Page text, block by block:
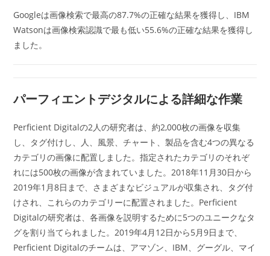
Googleは画像検索で最高の87.7%の正確な結果を獲得し、IBM
Watsonは画像検索認識で最も低い55.6%の正確な結果を獲得し
ました。
パーフィエントデジタルによる詳細な作業
Perficient Digitalの2人の研究者は、約2,000枚の画像を収集
し、タグ付けし、人、風景、チャート、製品を含む4つの異なる
カテゴリの画像に配置しました。指定されたカテゴリのそれぞ
れには500枚の画像が含まれていました。2018年11月30日から
2019年1月8日まで、さまざまなビジュアルが収集され、タグ付
けされ、これらのカテゴリーに配置されました。Perficient
Digitalの研究者は、各画像を説明するために5つのユニークなタ
グを割り当てられました。2019年4月12日から5月9日まで、
Perficient Digitalのチームは、アマゾン、IBM、グーグル、マイ